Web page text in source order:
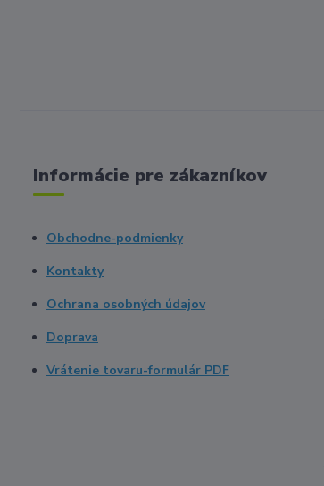
Informácie pre zákazníkov
Obchodne-podmienky
Kontakty
Ochrana osobných údajov
Doprava
Vrátenie tovaru-formulár PDF